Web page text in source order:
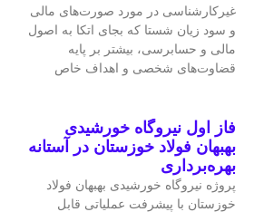
غیرکارشناسی در مورد صورت‌های مالی
و سود زیان شستا که بجای اتکا به اصول
مالی و حسابرسی، بیشتر بر پایه
قضاوت‌‌های شخصی و اهداف خاص
فاز اول نیروگاه خورشیدی
بهبهان فولاد خوزستان در آستانه
بهره‌برداری
پروژه نیروگاه خورشیدی بهبهان فولاد
خوزستان با پیشرفت عملیاتی قابل‌